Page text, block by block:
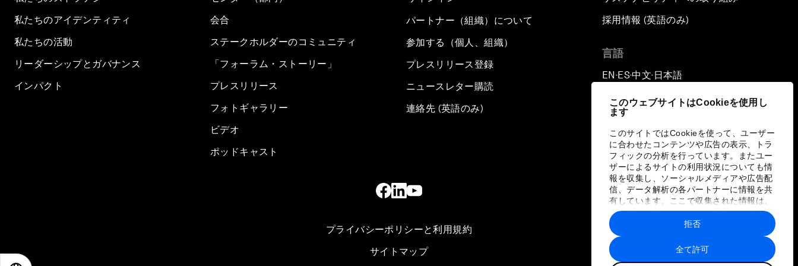
このウェブサイトはCookieを使用し
ます
このサイトではCookieを使って、ユーザー
に合わせたコンテンツや広告の表示、トラ
フィックの分析を行っています。またユー
ザーによるサイトの利用状況についても情
報を収集し、ソーシャルメディアや広告配
信、データ解析の各パートナーに情報を共
有しています。ここで収集された情報は、
ユーザーが各パートナーに提供した他の情
報や各パートナーのサービスを使用した際
に収集された情報と組み合わされ、各パー
トナーによって使用されることがありま
す。
全て許可
拒否
私たちのアイデンティティ
私たちの活動
リーダーシップとガバナンス
インパクト
会合
ステークホルダーのコミュニティ
「フォーラム・ストーリー」
プレスリリース
フォトギャラリー
ビデオ
ポッドキャスト
パートナー（組織）について
参加する（個人、組織）
プレスリリース登録
ニュースレター購読
連絡先 (英語のみ)
採用情報 (英語のみ)
言語
EN ▪ES▪中文▪ 日本語
プライバシーポリシーと利用規約
サイトマップ